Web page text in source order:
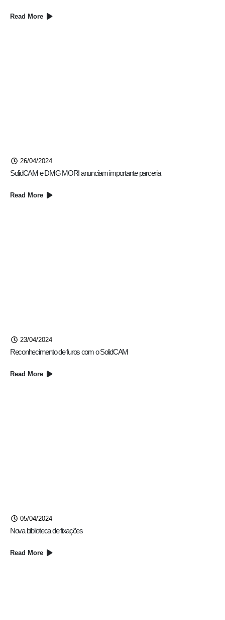
Read More
26/04/2024
SolidCAM e DMG MORI anunciam importante parceria​
Read More
23/04/2024
Reconhecimento de furos com o SolidCAM
Read More
05/04/2024
Nova biblioteca de fixações
Read More